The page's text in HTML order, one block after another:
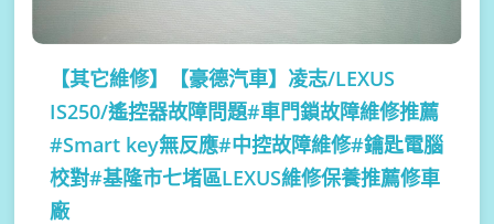
【其它維修】
【豪德汽車】凌志/LEXUS
IS250/遙控器故障問題#車門鎖故障維修推薦
#Smart key無反應#中控故障維修#鑰匙電腦
校對#基隆市七堵區LEXUS維修保養推薦修車
廠